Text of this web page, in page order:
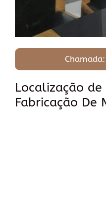
Localização
Fabricação De